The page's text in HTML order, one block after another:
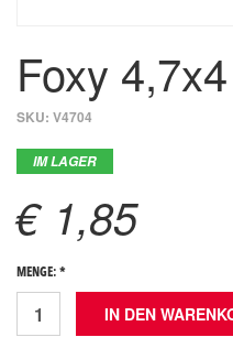
Foxy 4,7x4
SKU: V4704
IM LAGER
€ 1,85
MENGE: *